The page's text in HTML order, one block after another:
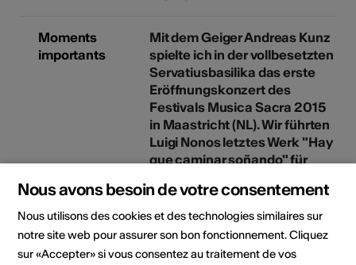
Moments
importants
Mit dem Geiger Andreas Kunz
spielte ich in der vollbesetzten
Servatiusbasilika das erste
Eröffnungskonzert des
Festivals Musica Sacra 2015
in Maastricht (NL). Wir führten
Luigi Nonos letztes Werk "Hay
que caminar soñando" für
Date: 18.09.2015
Site web:
https://www.youtube.com/watch?
v=D5hXMWAeOMs&t=37s
Nous avons besoin de votre consentement
Nous utilisons des cookies et des technologies similaires sur
notre site web pour assurer son bon fonctionnement. Cliquez
sur «Accepter» si vous consentez au traitement de vos